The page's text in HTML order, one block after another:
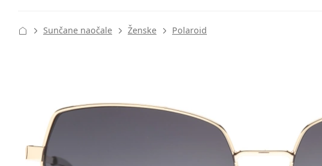
Sunčane naočale Ženske Polaroid